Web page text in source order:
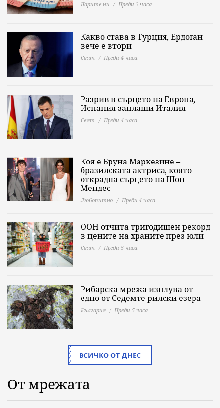
Парите ни Преди 3 часа
Какво става в Турция, Ердоган
вече е втори
Свят Преди 4 часа
Разрив в сърцето на Европа,
Испания заплаши Италия
Свят Преди 4 часа
Коя е Бруна Маркезине –
бразилската актриса, която
открадна сърцето на Шон
Мендес
Любопитно Преди 4 часа
ООН отчита тригодишен рекорд
в цените на храните през юли
Свят Преди 5 часа
Рибарска мрежа изплува от
едно от Седемте рилски езера
България Преди 5 часа
ВСИЧКО ОТ ДНЕС
От мрежата